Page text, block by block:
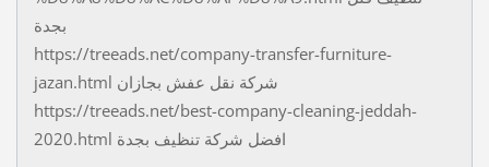
بجدة
https://treeads.net/company-transfer-furniture-
jazan.html شركة نقل عفش بجازان
https://treeads.net/best-company-cleaning-jeddah-
2020.html افضل شركة تنظيف بجدة